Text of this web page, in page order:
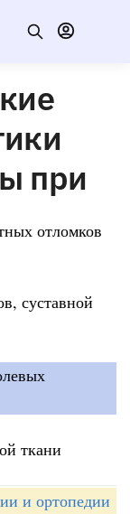
при
отломков
суставной
ткани
и ортопедии